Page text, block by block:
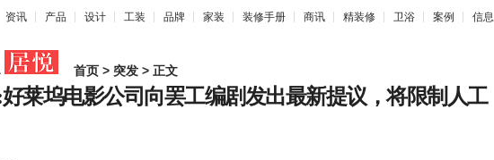
资讯 产品 设计 工装 品牌 家装 装修手册 商讯 精装修 卫浴 案例 信息
首页 > 突发 > 正文
莱坞电影公司向罢工编剧发出最新提议，将限制人工